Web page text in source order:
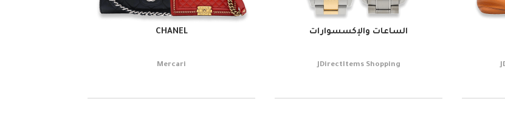
الساعات والإكسسوارات
JDirectItems Shopping
CHANEL
Mercari